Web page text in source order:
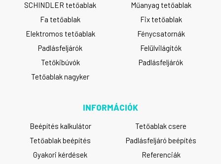
SCHINDLER tetőablak
Műanyag tetőablak
Fa tetőablak
Fix tetőablak
Elektromos tetőablak
Fénycsatornák
Padlásfeljárók
Felülvilágítók
Tetőkibúvók
Padlásfeljárók
Tetőablak nagyker
INFORMÁCIÓK
Beépítés kalkulátor
Tetőablak csere
Tetőablak beépítés
Padlásfeljáró beépítés
Gyakori kérdések
Referenciák